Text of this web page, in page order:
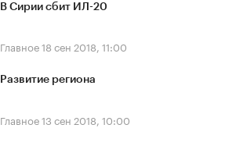
В Сирии сбит ИЛ-20
Главное18 сен 2018, 11:00
Развитие региона
Главное13 сен 2018, 10:00